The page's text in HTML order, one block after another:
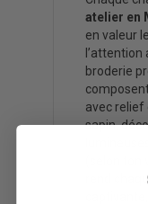
atelier en
en valeur
l’attention
broderie
avec relief
sapin,
rend